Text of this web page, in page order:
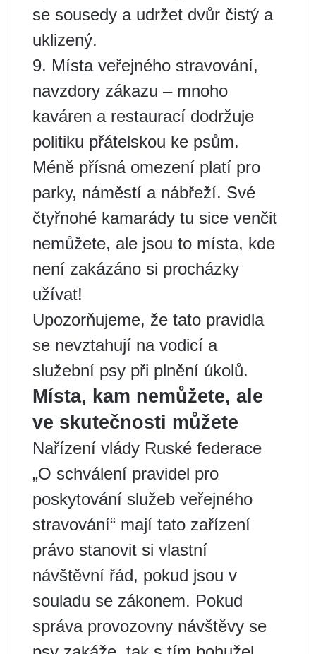
se sousedy a udržet dvůr čistý a
uklizený.
9. Místa veřejného stravování,
navzdory zákazu – mnoho
kaváren a restaurací dodržuje
politiku přátelskou ke psům.
Méně přísná omezení platí pro
parky, náměstí a nábřeží. Své
čtyřnohé kamarády tu sice venčit
nemůžete, ale jsou to místa, kde
není zakázáno si procházky
užívat!
Upozorňujeme, že tato pravidla
se nevztahují na vodicí a
služební psy při plnění úkolů.
Místa, kam nemůžete, ale
ve skutečnosti můžete
Nařízení vlády Ruské federace
„O schválení pravidel pro
poskytování služeb veřejného
stravování“ mají tato zařízení
právo stanovit si vlastní
návštěvní řád, pokud jsou v
souladu se zákonem. Pokud
správa provozovny návštěvy se